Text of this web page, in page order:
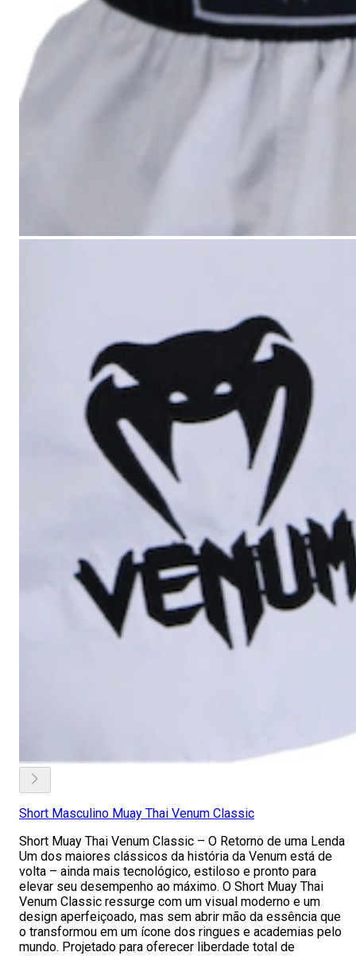
Short Masculino Muay Thai Venum Classic
Short Muay Thai Venum Classic – O Retorno de uma Lenda
Um dos maiores clássicos da história da Venum está de
volta – ainda mais tecnológico, estiloso e pronto para
elevar seu desempenho ao máximo. O Short Muay Thai
Venum Classic ressurge com um visual moderno e um
design aperfeiçoado, mas sem abrir mão da essência que
o transformou em um ícone dos ringues e academias pelo
mundo. Projetado para oferecer liberdade total de